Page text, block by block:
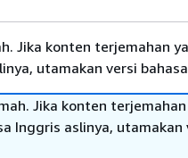
Jika konten terjemahan
utamakan versi
Jika konten
Inggris aslinya, utamakan